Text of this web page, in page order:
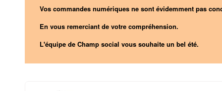
Vos commandes numériques ne sont évidemment pas
En vous remerciant de votre compréhension.
L'équipe de Champ social vous souhaite un bel été.